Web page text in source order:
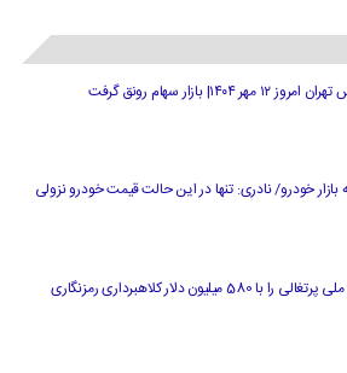
۱۴۰۴| بازار سهام رونق گرفت
بازار خودرو/ نادری: تنها در این حالت قیمت خودرو نزولی
مقامات تایلندی ملی پرتغالی را با 580 میلیون دلار کلاهبرداری رمزنگاری